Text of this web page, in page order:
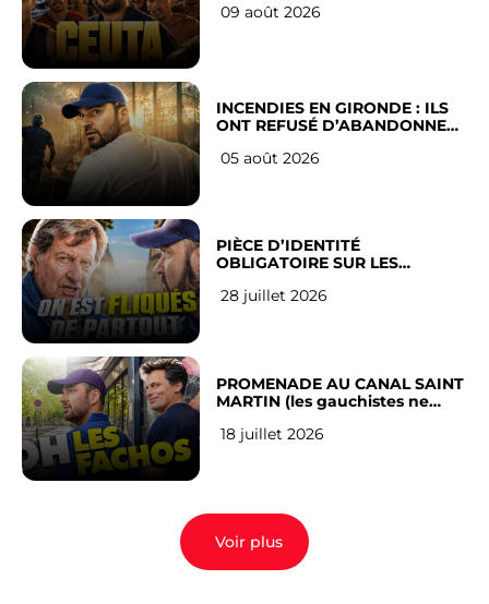
09 août 2026
INCENDIES EN GIRONDE : ILS
ONT REFUSÉ D’ABANDONNER
05 août 2026
PIÈCE D’IDENTITÉ
OBLIGATOIRE SUR LES
Français
28 juillet 2026
PROMENADE AU CANAL SAINT
MARTIN (les gauchistes ne
18 juillet 2026
Voir plus